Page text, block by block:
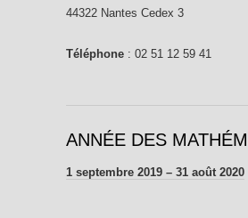
44322 Nantes Cedex 3
Téléphone : 02 51 12 59 41
ANNÉE DES
1 septembre 2019 – 31 août 2020